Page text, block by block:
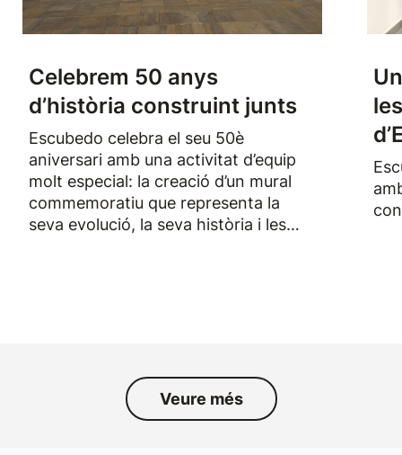
Celebrem 50 anys
d’història construint junts
Escubedo celebra el seu 50è
aniversari amb una activitat d’equip
molt especial: la creació d’un mural
commemoratiu que representa la
seva evolució, la seva història i les
Veure més